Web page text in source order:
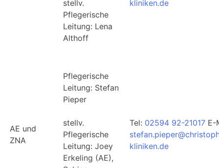
stellv.
Pflegerische
Leitung: Lena
Althoff
kliniken.de
AE und
ZNA
Pflegerische
Leitung: Stefan
Pieper
stellv.
Pflegerische
Leitung: Joey
Erkeling (AE),
Tel: 02594 92-21017 E-
kliniken.de